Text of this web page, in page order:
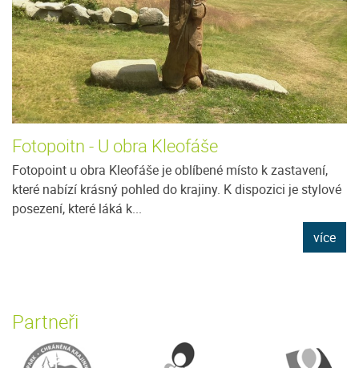
Fotopoitn - U obra Kleofáše
Fotopoint u obra Kleofáše je oblíbené místo k zastavení,
které nabízí krásný pohled do krajiny. K dispozici je stylové
posezení, které láká k...
více
Partneři